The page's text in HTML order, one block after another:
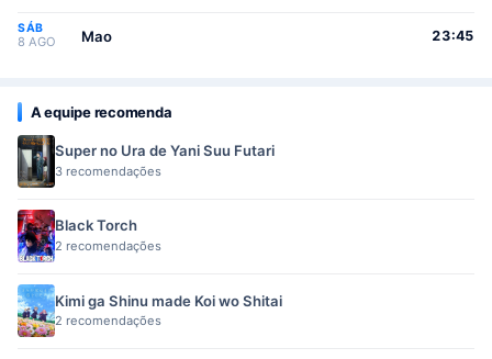
SÁB
8 AGO Mao 23:45
A equipe recomenda
Super no Ura de Yani Suu Futari
3 recomendações
Black Torch
2 recomendações
Kimi ga Shinu made Koi wo Shitai
2 recomendações